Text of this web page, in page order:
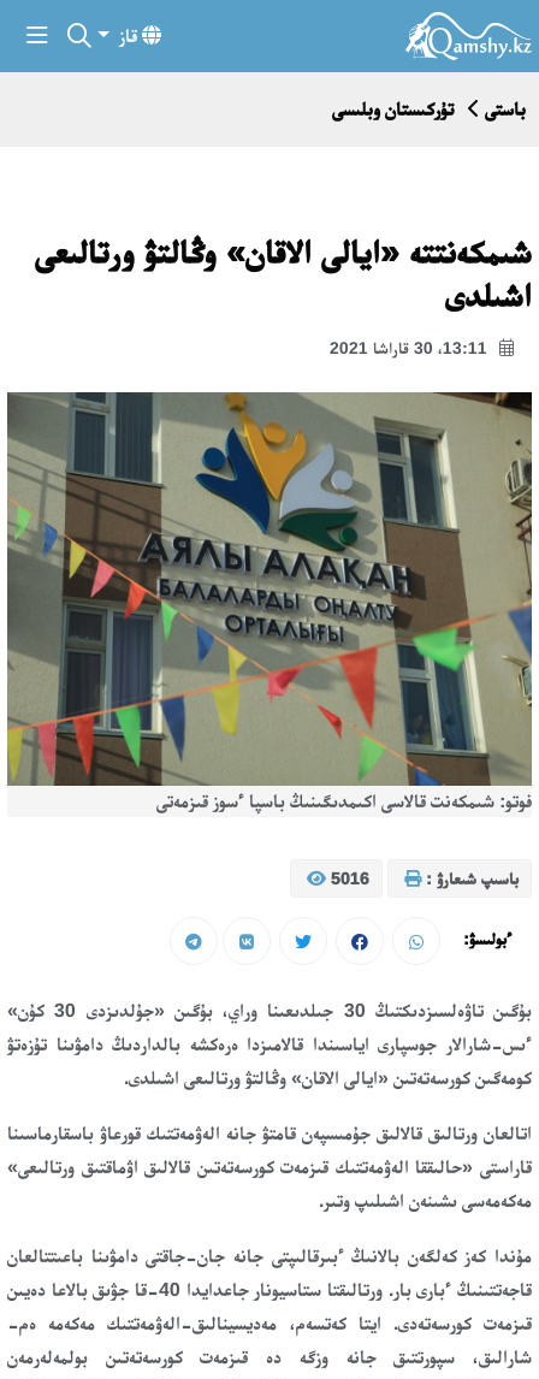
قاز
باستى تۇركىستان وبلىسى
شىمكەنتتە «ايالى الاقان» وڭالتۋ ورتالىعى
اشىلدى
فوتو: شىمكەنت قالاسى اكىمدىگىنىڭ باسپا ءسوز قىزمەتى
باسىپ شىعارۋ : 5016
ءبولىسۋ:
بۇگىن تاۋەلسىزدىكتىڭ 30 جىلدىعىنا وراي، بۇگىن «جۇلدىزدى 30 كۇن»
ءىس-شارالار جوسپارى اياسىندا قالامىزدا ەرەكشە بالداردىڭ دامۋىنا تۇزەتۋ
كومەگىن كورسەتەتىن «ايالى الاقان» وڭالتۋ ورتالىعى اشىلدى.
اتالعان ورتالىق قالالىق جۇمىسپەن قامتۋ جانە الەۋمەتتىك قورعاۋ باسقارماسىنا
قاراستى «حالىققا الەۋمەتتىك قىزمەت كورسەتەتىن قالالىق اۋماقتىق ورتالىعى»
مەكەمەسى ىشىنەن اشىلىپ وتىر.
مۇندا كەز كەلگەن بالانىڭ ءبىرقالىپتى جانە جان-جاقتى دامۋىنا باعىتتالعان
قاجەتتىنىڭ ءبارى بار. ورتالىقتا ستاسيونار جاعدايدا 40-قا جۋىق بالاعا دەيىن
قىزمەت كورسەتەدى. ايتا كەتسەم، مەديسينالىق-الەۋمەتتىك مەكەمە ەم-
شارالىق، سپورتتىق جانە وزگە دە قىزمەت كورسەتەتىن بولمەلەرمەن